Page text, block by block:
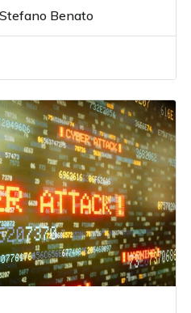
Stefano Benato